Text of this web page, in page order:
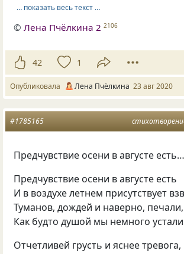
… показать весь текст …
©Лена Пчёлкина 2 2106
42 1
Опубликовала Лена Пчёлкина 23 авг 2020
#1785165
Предчувствие осени в августе есть…
Предчувствие осени в августе есть
И в воздухе летнем присутствует
Туманов, дождей и наверно, печали,
Как будто душой мы немного
Отчетливей грусть и яснее тревога,